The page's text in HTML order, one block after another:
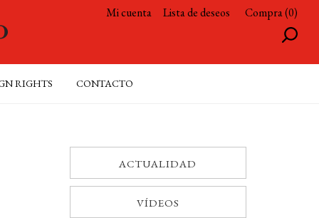
Mi cuenta Lista de deseos Compra (0)
RIGHTS CONTACTO
ACTUALIDAD
VÍDEOS